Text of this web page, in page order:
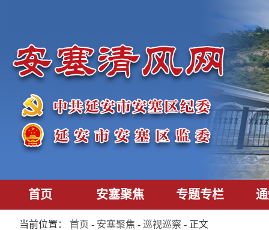
首页 安塞聚焦 专题专栏
当前位置： 首页 - 安塞聚焦 - 巡视巡察 - 正文